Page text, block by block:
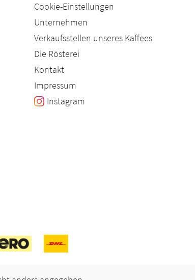
Cookie-Einstellungen
Unternehmen
Verkaufsstellen unseres Kaffees
Die Rösterei
Kontakt
Impressum
Instagram